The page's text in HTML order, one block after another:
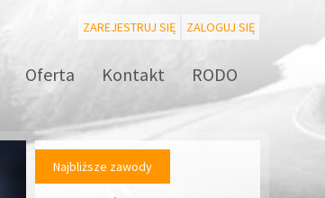
ZAREJESTRUJ SIĘ ZALOGUJ SIĘ
Oferta Kontakt RODO
Najbliższe zawody